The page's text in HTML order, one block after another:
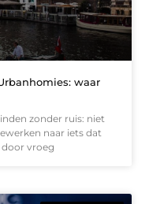
waar
zonder ruis: niet
naar iets dat
vroeg